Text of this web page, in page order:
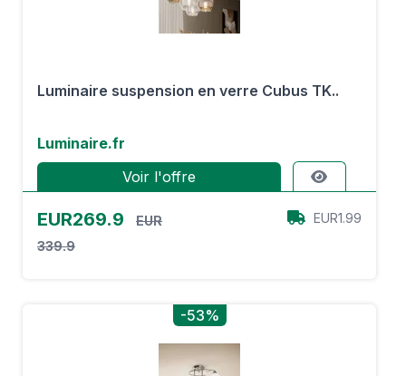
Luminaire suspension en verre Cubus TK..
Luminaire.fr
Voir l'offre
EUR269.9
EUR
339.9
EUR1.99
-53%